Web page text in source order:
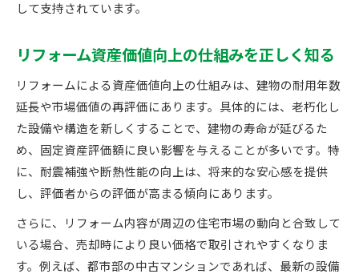
して支持されています。
リフォーム資産価値向上の仕組みを正しく知る
リフォームによる資産価値向上の仕組みは、建物の耐用年数
延長や市場価値の再評価にあります。具体的には、老朽化し
た設備や構造を新しくすることで、建物の寿命が延びるた
め、固定資産評価額に良い影響を与えることが多いです。特
に、耐震補強や断熱性能の向上は、将来的な安心感を提供
し、評価者からの評価が高まる傾向にあります。
さらに、リフォーム内容が周辺の住宅市場の動向と合致して
いる場合、売却時により良い価格で取引されやすくなりま
す。例えば、都市部の中古マンションであれば、最新の設備